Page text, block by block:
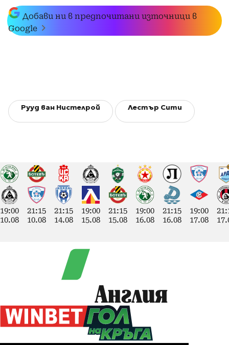
Добави ни в предпочитани източници в
Google
Рууд ван Нистелрой Лестър Сити
19:00
10.08
21:15
10.08
21:15
14.08
19:00
15.08
21:15
15.08
19:00
16.08
21:15
16.08
19:00
17.08
Англия